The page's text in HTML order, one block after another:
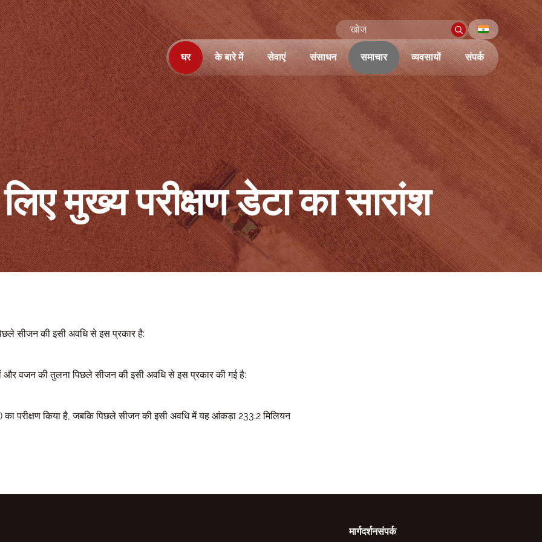
घर के बारे में सेवाएं संसाधन समाचार व्यवसायों संपर्क
मुख्य परीक्षण डेटा का सारांश
सीजन की इसी अवधि से इस प्रकार है:
वजन की तुलना पिछले सीजन की इसी अवधि से इस प्रकार की गई है:
परीक्षण किया है, जबकि पिछले सीजन की इसी अवधि में यह आंकड़ा 233.2 मिलियन
मार्गदर्शनसंपर्क